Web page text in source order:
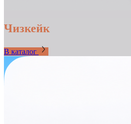
Чизкейк
В каталог